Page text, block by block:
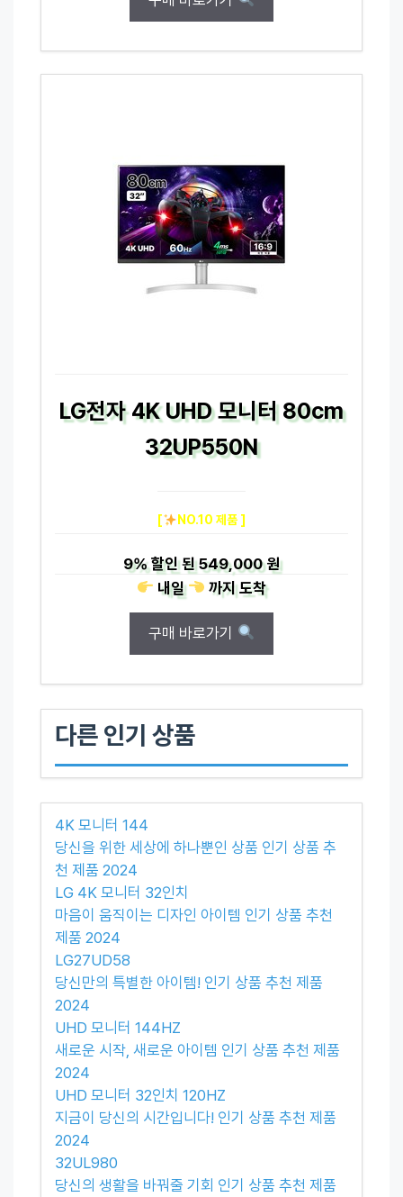
LG전자 4K UHD 모니터 80cm
32UP550N
[ NO.10 제품 ]
9%할인 된549,000 원
내일
까지도착
구매 바로가기
다른 인기 상품
4K 모니터 144
당신을 위한 세상에 하나뿐인 상품 인기 상품 추
천 제품 2024
LG 4K 모니터 32인치
마음이 움직이는 디자인 아이템 인기 상품 추천
제품 2024
LG27UD58
당신만의 특별한 아이템! 인기 상품 추천 제품
2024
UHD 모니터 144HZ
새로운 시작, 새로운 아이템 인기 상품 추천 제품
2024
UHD 모니터 32인치 120HZ
지금이 당신의 시간입니다! 인기 상품 추천 제품
2024
32UL980
당신의 생활을 바꿔줄 기회 인기 상품 추천 제품